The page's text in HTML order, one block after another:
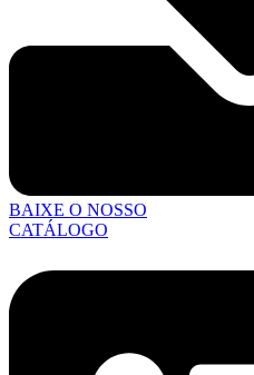
BAIXE O NOSSO
CATÁLOGO